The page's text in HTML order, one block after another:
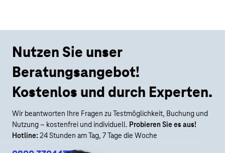
Nutzen Sie unser
Beratungsangebot!
Kostenlos und durch Experten.
Wir beantworten Ihre Fragen zu Testmöglichkeit, Buchung und
Nutzung – kostenfrei und individuell. Probieren Sie es aus!
Hotline: 24 Stunden am Tag, 7 Tage die Woche